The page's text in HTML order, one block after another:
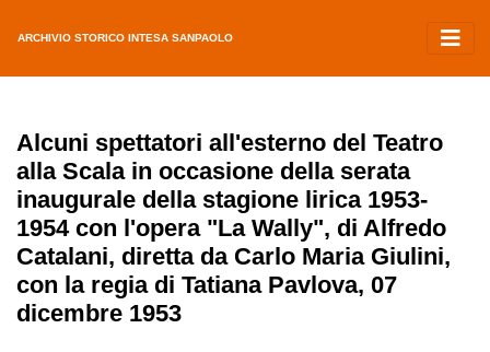
ARCHIVIO STORICO INTESA SANPAOLO
Alcuni spettatori all'esterno del Teatro
alla Scala in occasione della serata
inaugurale della stagione lirica 1953-
1954 con l'opera "La Wally", di Alfredo
Catalani, diretta da Carlo Maria Giulini,
con la regia di Tatiana Pavlova, 07
dicembre 1953